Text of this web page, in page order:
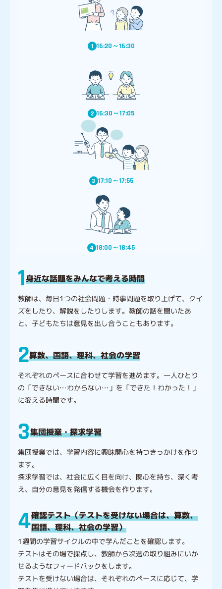
1 16:20～16:30
2 16:30～17:05
3 17:10～17:55
4 18:00～18:45
1身近な話題をみんなで考える時間
教師は、毎日1つの社会問題・時事問題を取り上げて、クイ
ズをしたり、解説をしたりします。教師の話を聞いたあ
と、子どもたちは意見を出し合うこともあります。
2算数、国語、理科、社会の学習
それぞれのペースに合わせて学習を進めます。一人ひとり
の「できない…わからない…」を「できた！わかった！」
に変える時間です。
3集団授業・探求学習
集団授業では、学習内容に興味関心を持つきっかけを作り
ます。
探求学習では、社会に広く目を向け、関心を持ち、深く考
え、自分の意見を発信する機会を作ります。
4確認テスト（テストを受けない場合は、算数、
国語、理科、社会の学習）
1週間の学習サイクルの中で学んだことを確認します。
テストはその場で採点し、教師から次週の取り組みにいか
せるようなフィードバックをします。
テストを受けない場合は、それぞれのペースに応じて、学